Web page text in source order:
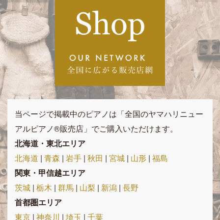
当ページで掲載中のピアノは「全国のヤマハリニュー
アルピアノ®︎販売店」でご購入いただけます。
北海道・東北エリア
北海道 | 青森 | 岩手 | 秋田 | 宮城 | 山形 | 福島
関東・甲信越エリア
茨城 | 栃木 | 群馬 | 山梨 | 新潟 | 長野
首都圏エリア
東京 | 神奈川 | 埼玉 | 千葉